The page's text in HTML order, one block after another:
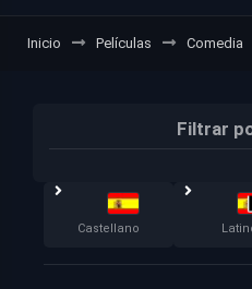
Inicio Películas Comedia
Filtrar
Castellano